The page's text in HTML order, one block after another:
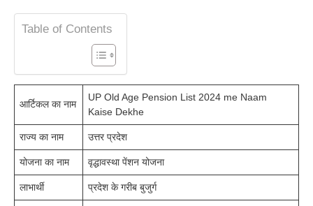
Table of Contents
आर्टिकल का नाम
UP Old Age Pension List 2024 me Naam
Kaise Dekhe
राज्य का नाम उत्तर प्रदेश
योजना का नाम वृद्धावस्था पेंशन योजना
लाभार्थी प्रदेश के गरीब बुजुर्ग